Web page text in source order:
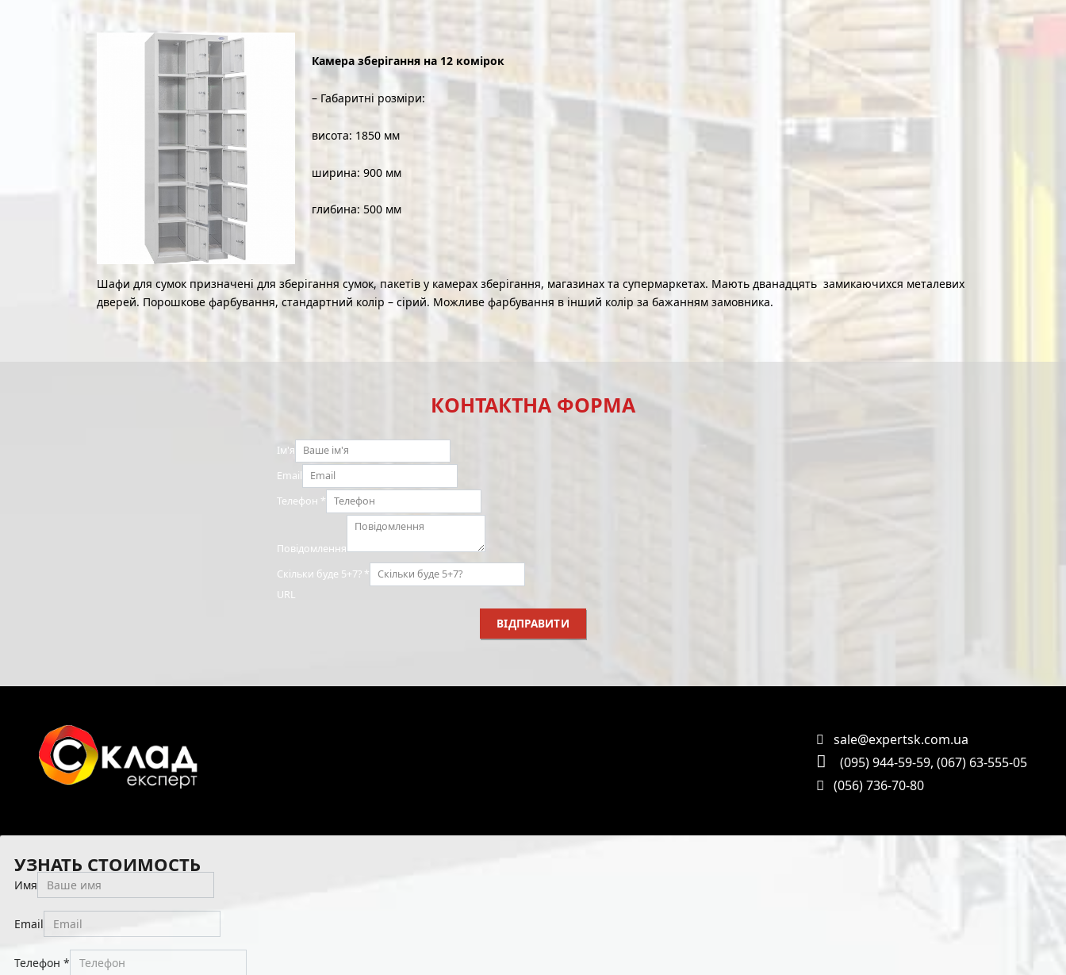
Камера зберігання на 12 комірок
– Габаритні розміри:
висота: 1850 мм
ширина: 900 мм
глибина: 500 мм
Шафи для сумок призначені для зберігання сумок, пакетів у камерах зберігання, магазинах та супермаркетах. Мають дванадцять замикаючихся металевих
дверей. Порошкове фарбування, стандартний колір – сірий. Можливе фарбування в інший колір за бажанням замовника.
КОНТАКТНА ФОРМА
Ім'я
Email
Телефон *
Повідомлення
Скільки буде 5+7? *
URL
ВІДПРАВИТИ
sale@expertsk.com.ua
(095) 944-59-59, (067) 63-555-05
(056) 736-70-80
УЗНАТЬ СТОИМОСТЬ
Имя
Email
Телефон *